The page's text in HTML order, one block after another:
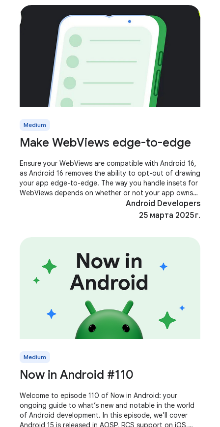
Medium
Make WebViews edge-to-edge
Ensure your WebViews are compatible with Android 16,
as Android 16 removes the ability to opt-out of drawing
your app edge-to-edge. The way you handle insets for
WebViews depends on whether or not your app owns
the web content. This post assumesAndroid Developers
25 марта 2025 г.
Medium
Now in Android #110
Welcome to episode 110 of Now in Android: your
ongoing guide to what’s new and notable in the world
of Android development. In this episode, we’ll cover
Android 15 is released in AOSP, RCS support on iOS,